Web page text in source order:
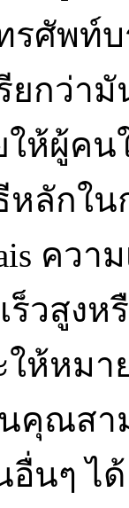
รศัพท์
ยกว่า
ห้ผู้คน
ลักใน
ควา
ร็วสูง
ห้หม
คุณสา
นๆ ไ